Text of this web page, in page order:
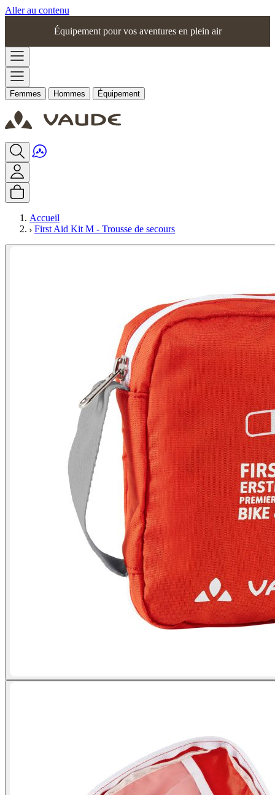
Aller au contenu
Équipement pour vos aventures en plein air
Femmes Hommes Équipement
Accueil
First Aid Kit M - Trousse de secours